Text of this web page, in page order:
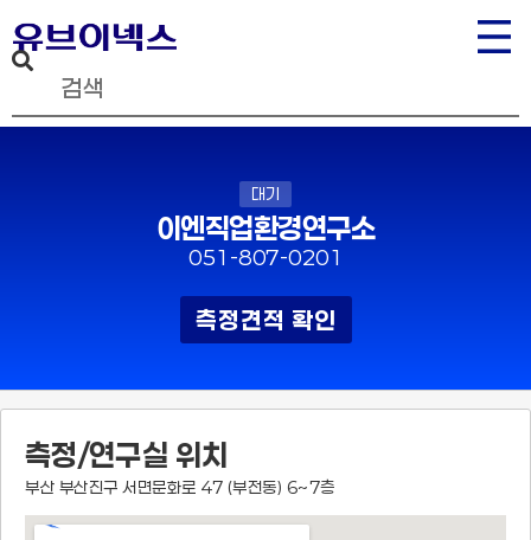
대기
이엔직업환경연구소
051-807-0201
측정견적 확인
측정/연구실 위치
부산 부산진구 서면문화로 47 (부전동) 6~7층